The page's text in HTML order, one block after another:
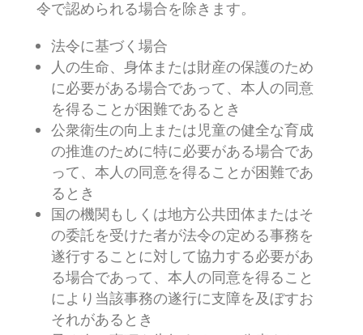
令で認められる場合を除きます。
法令に基づく場合
人の生命、身体または財産の保護のため
に必要がある場合であって、本人の同意
を得ることが困難であるとき
公衆衛生の向上または児童の健全な育成
の推進のために特に必要がある場合であ
って、本人の同意を得ることが困難であ
るとき
国の機関もしくは地方公共団体またはそ
の委託を受けた者が法令の定める事務を
遂行することに対して協力する必要があ
る場合であって、本人の同意を得ること
により当該事務の遂行に支障を及ぼすお
それがあるとき